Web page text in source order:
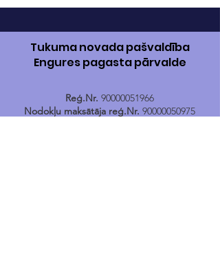
Tukuma novada pašvaldība
Engures pagasta pārvalde
Reģ.Nr. 90000051966
Nodokļu maksātāja reģ.Nr. 90000050975